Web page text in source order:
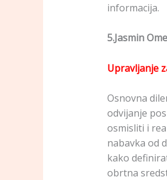
informacija.
5.Jasmin
Upravljanje
Osnovna
odvijanje
osmisliti i
nabavka od
kako
obrtna